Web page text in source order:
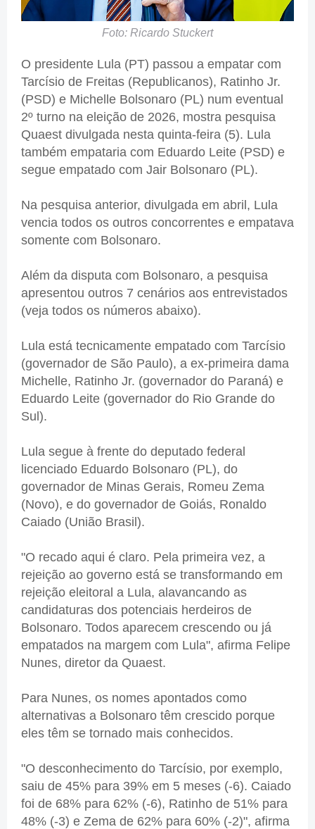
Foto: Ricardo Stuckert
O presidente Lula (PT) passou a empatar com
Tarcísio de Freitas (Republicanos), Ratinho Jr.
(PSD) e Michelle Bolsonaro (PL) num eventual
2º turno na eleição de 2026, mostra pesquisa
Quaest divulgada nesta quinta-feira (5). Lula
também empataria com Eduardo Leite (PSD) e
segue empatado com Jair Bolsonaro (PL).
Na pesquisa anterior, divulgada em abril, Lula
vencia todos os outros concorrentes e empatava
somente com Bolsonaro.
Além da disputa com Bolsonaro, a pesquisa
apresentou outros 7 cenários aos entrevistados
(veja todos os números abaixo).
Lula está tecnicamente empatado com Tarcísio
(governador de São Paulo), a ex-primeira dama
Michelle, Ratinho Jr. (governador do Paraná) e
Eduardo Leite (governador do Rio Grande do
Sul).
Lula segue à frente do deputado federal
licenciado Eduardo Bolsonaro (PL), do
governador de Minas Gerais, Romeu Zema
(Novo), e do governador de Goiás, Ronaldo
Caiado (União Brasil).
"O recado aqui é claro. Pela primeira vez, a
rejeição ao governo está se transformando em
rejeição eleitoral a Lula, alavancando as
candidaturas dos potenciais herdeiros de
Bolsonaro. Todos aparecem crescendo ou já
empatados na margem com Lula", afirma Felipe
Nunes, diretor da Quaest.
Para Nunes, os nomes apontados como
alternativas a Bolsonaro têm crescido porque
eles têm se tornado mais conhecidos.
"O desconhecimento do Tarcísio, por exemplo,
saiu de 45% para 39% em 5 meses (-6). Caiado
foi de 68% para 62% (-6), Ratinho de 51% para
48% (-3) e Zema de 62% para 60% (-2)", afirma